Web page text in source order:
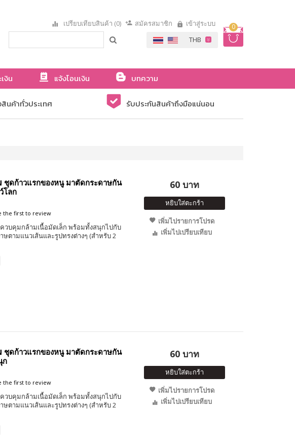
0
เปรียบเทียบสินค้า (0) สมัครสมาชิก เข้าสู่ระบบ
งิน แจ้งโอนเงิน
บทความ
นค้าทั่วประเทศ รับประกันสินค้าถึงมือแน่นอน
ชุดก้าวแรกของหนู มาตัดกระดาษกัน
โลก
the first to review
วบคุมกล้ามเนื้อมัดเล็ก พร้อมทั้งสนุกไปกับ
ษตามแนวเส้นและรูปทรงต่างๆ (สำหรับ 2
60 บาท
หยิบใส่ตะกร้า
เพิ่มไปรายการโปรด
เพิ่มไปเปรียบเทียบ
ชุดก้าวแรกของหนู มาตัดกระดาษกัน
ก
the first to review
วบคุมกล้ามเนื้อมัดเล็ก พร้อมทั้งสนุกไปกับ
ษตามแนวเส้นและรูปทรงต่างๆ (สำหรับ 2
60 บาท
หยิบใส่ตะกร้า
เพิ่มไปรายการโปรด
เพิ่มไปเปรียบเทียบ